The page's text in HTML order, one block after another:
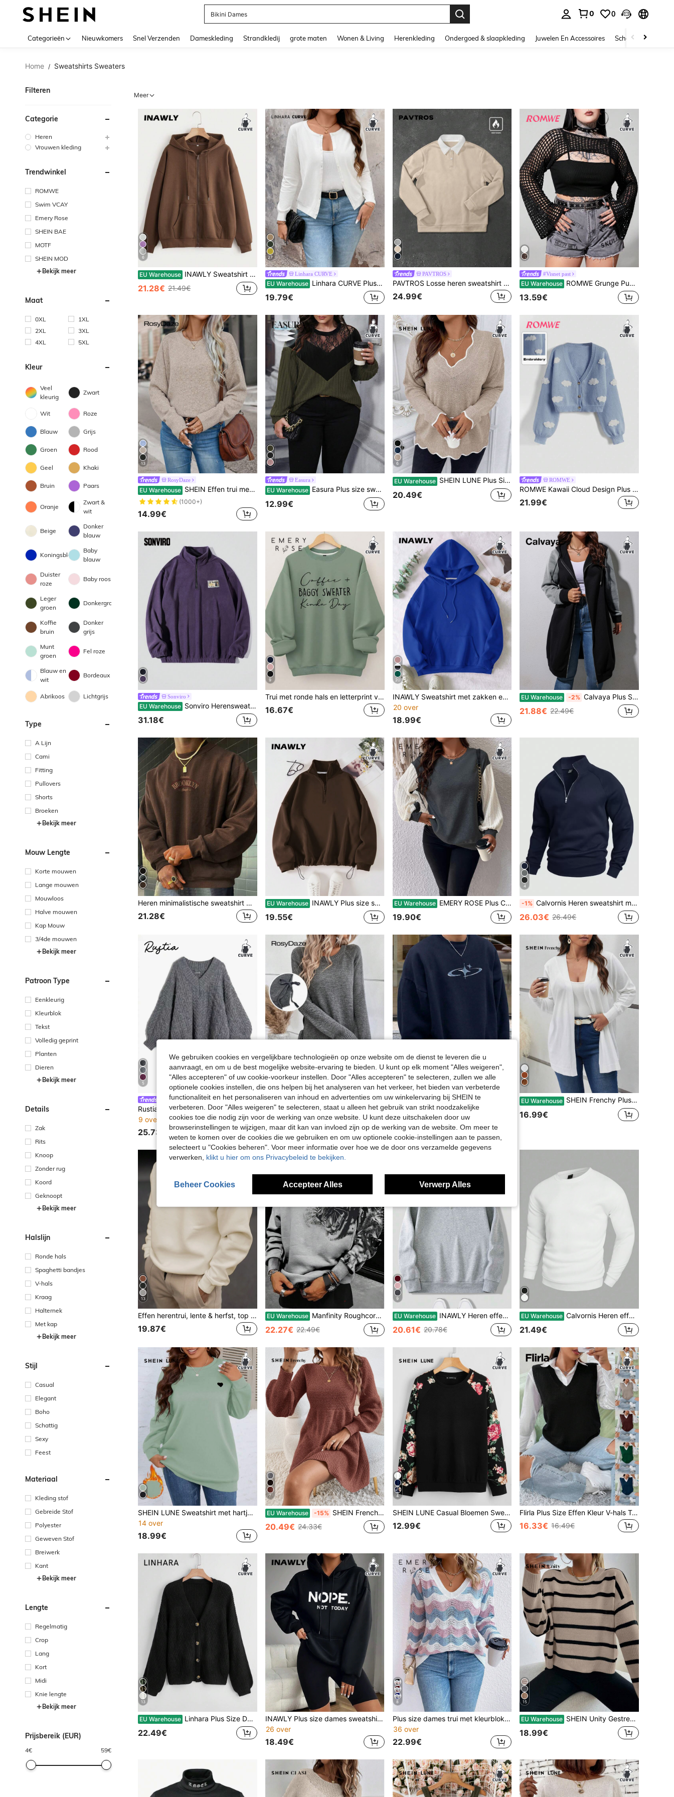
Bikini Dames
0 0
Categorieën Nieuwkomers Snel Verzenden Dameskleding Strandkledij grote maten Wonen & Living Herenkleding Ondergoed & slaapkleding Juwelen En Accessoires Schoonheid &
Home / Sweatshirts Sweaters
Filteren
Categorie
Heren
Vrouwen kleding
Trendwinkel
ROMWE
Swim VCAY
Emery Rose
SHEIN BAE
MOTF
SHEIN MOD
Bekijk meer
Maat
0XL
1XL
2XL
3XL
4XL
5XL
Kleur
Veel
kleurig
Zwart
Wit Roze
Blauw Grijs
Groen Rood
Geel Khaki
Bruin Paars
Oranje
Zwart &
wit
Beige
Donker
blauw
Koningsblauw
Baby
blauw
Duister
roze
Baby roos
Leger
groen
Donkergroen
Koffie
bruin
Donker
grijs
Munt
groen
Fel roze
Blauw en
wit
Bordeaux
Abrikoos Lichtgrijs
Type
A Lijn
Cami
Fitting
Pullovers
Shorts
Broeken
Bekijk meer
Mouw Lengte
Korte mouwen
Lange mouwen
Mouwloos
Halve mouwen
Kap Mouw
3/4de mouwen
Bekijk meer
Patroon Type
Eenkleurig
Kleurblok
Tekst
Volledig geprint
Planten
Dieren
Bekijk meer
Details
Zak
Rits
Knoop
Zonder rug
Koord
Geknoopt
Bekijk meer
Halslijn
Ronde hals
Spaghetti bandjes
V-hals
Kraag
Halternek
Met kap
Bekijk meer
Stijl
Casual
Elegant
Boho
Schattig
Sexy
Feest
Materiaal
Kleding stof
Gebreide Stof
Polyester
Geweven Stof
Breiwerk
Kant
Bekijk meer
Lengte
Regelmatig
Crop
Lang
Kort
Midi
Knie lengte
Bekijk meer
Prijsbereik (EUR)
4€ 59€
Meer
6
EU Warehouse INAWLY Sweatshirt met ritssluiting, verlaagde schouders en trekkoord, thermisch gevoerd, voor winterse diploma-uitreiking, terug naar school, afstuderen, lerares, voor vrouwen, terug naar school trui, herfst sweatshirt
21.28€ 21.49€
27
Linhara CURVE
EU Warehouse Linhara CURVE Plus Size Vrouwen Knoopsluiting Ronde Hals Cardigan, Voor De Winter
19.79€
PAVTROS
PAVTROS Losse heren sweatshirt met contrastkraag en polokraag, vakantie sweatshirt met lange mouwen, voor vrienden, echtgenoot, vriendje, cadeaus, voor de herfst/winter
24.99€
#Visnet past
EU Warehouse ROMWE Grunge Punk Plus Size Zomer Haakwerk Dames Ultra Cropped Visnet Brei Trui, School
13.59€
13
RosyDaze
EU Warehouse SHEIN Effen trui met verlaagde schouders, gebreide trui met lange mouwen voor de herfst en winter.
(1000+)
14.99€
Easura
EU Warehouse Easura Plus size sweatshirt met contrasterende kanten details en kleurblokken, met verlaagde schouders, perfect voor Thanksgiving, afstuderen, terug naar school, afstuderen, lerares, dames, terug naar school trui, herfst/winter sweatshirt.
12.99€
6
EU Warehouse SHEIN LUNE Plus Size Dames Casual V-hals Drop Shoulder Lange Mouw Trui, Herfst/Winter
20.49€
ROMWE
ROMWE Kawaii Cloud Design Plus Size V-hals Cardigan, School, Voor de Winter
21.99€
Sonviro
EU Warehouse Sonviro Herensweatshirt met kwartrits aan de voorkant, opgestikt door flanellen stof, losvallend model, voor de herfst en winter, met lange mouwen.
31.18€
9
Trui met ronde hals en letterprint voor dames in grote maten, ideaal voor winterse gelegenheden zoals afstuderen, de start van het schooljaar of als lerarenpullover voor de herfst.
16.67€
20
INAWLY Sweatshirt met zakken en trekkoord, thermisch gevoerd, plus size, voor de winter, herfst en najaar.
20 over
18.99€
EU Warehouse -2% Calvaya Plus Size Colorblock Sweatshirt met Raglanmouwen, Trekkoord en Ritssluiting, Geschikt voor Afstuderen, Leraren, Terug naar School, Herfst/Winter
21.88€ 22.49€
Heren minimalistische sweatshirt met letterprint, slim fit, ronde hals, high street vintage casual, dun met thermische voering
21.28€
EU Warehouse INAWLY Plus size sweatshirt met verlaagde schouders en ritssluiting, halfopen model, perfect voor winterse diploma-uitreiking, terug naar school, afstuderen, lerares, herfst/winter.
19.55€
EU Warehouse EMERY ROSE Plus Colorblock Sweatshirt met Bishopmouwen, geschikt voor afstuderen, terug naar school, afstuderen, lerares, dames, terug naar school trui, herfst/winter sweatshirt.
19.90€
4
-1% Calvornis Heren sweatshirt met halve rits, opstaande kraag, raglanmouwen, lange mouwen en kwartrits
26.03€ 26.49€
5
Rustia
Rustia Plus kabelgebreide trui met verlaagde schouders, gebreide winterpullover voor de herfst, casual stijl
9 over
25.73€
RosyDaze
EU Warehouse SHEIN Trui met raglanmouwen en knoop aan de zijkant, gebreide pullover voor de herfst en winter.
20.40€ 20.46€
21.39€
EU Warehouse SHEIN Frenchy Plus Size Solid Casual Design Cardigan, Voor de Winter
16.99€
13
Effen herentrui, lente & herfst, top met lange mouwen
19.87€
EU Warehouse Manfinity Roughcore Heren losse tijgerprint sweatshirt, lange mouwen, geschikt voor uitgaan, streetwear, grafisch sweatshirt, geschikt voor echtgenoot, voor de herfst
22.27€ 22.49€
9
EU Warehouse INAWLY Heren effen sweatshirt met halve rits en kwartrits, voor de herfst en winter
20.61€ 20.78€
EU Warehouse Calvornis Heren effen basic sweatshirt met ronde hals, wit, lange mouwen, gymsweatshirt, voor vrienden, echtgenoot, vriendje, cadeaus, voor de herfst
21.49€
SHEIN LUNE Sweatshirt met hartjesprint en verlaagde schouders, perfect voor winterse diploma-uitreikingen, de start van het schooljaar, afstuderen, of als trui voor leraressen.
14 over
18.99€
7
EU Warehouse -15% SHEIN Frenchy Truijurk met lantaarnmouwen in herfst/winter
20.49€ 24.33€
4
SHEIN LUNE Casual Bloemen Sweatshirt grote maat
12.99€
Flirla Plus Size Effen Kleur V-hals Trui Vest, Voor De Winter
16.33€ 16.49€
13
EU Warehouse Linhara Plus Size Dames Effen Kleur Gebreide V-hals Enkelrijs Lange Mouw Casual Forens Veelzijdige Cardigan Trui, Herfst/Winter
22.49€
INAWLY Plus size dames sweatshirt met letterprint en trekkoord, NOPE NOT TODAY, geschikt voor afstuderen, terug naar school, afstuderen, lerares voor vrouwen, terug naar school trui, herfst/winter sweatshirt.
26 over
18.49€
8
Plus size dames trui met kleurblokken, strepen, V-hals en lange mouwen, casual, veelzijdig voor buitenkleding in de herfst/winter. Gebreide trui voor de herfst.
36 over
22.99€
15
EU Warehouse SHEIN Unity Gestreepte trui met verlaagde schouders, gebreide top met lange mouwen voor de herfst en winter.
18.99€
We gebruiken cookies en vergelijkbare technologieën op onze website om de dienst te leveren die u
aanvraagt, en om u de best mogelijke website-ervaring te bieden. U kunt op elk moment "Alles weigeren",
"Alles accepteren" of uw cookie-voorkeur instellen. Door "Alles accepteren" te selecteren, zullen we alle
optionele cookies instellen, die ons helpen bij het analyseren van het verkeer, het bieden van verbeterde
functionaliteit en het personaliseren van inhoud en advertenties om uw winkelervaring bij SHEIN te
verbeteren. Door "Alles weigeren" te selecteren, staat u alleen het gebruik van strikt noodzakelijke
cookies toe die nodig zijn voor de werking van onze website. U kunt deze uitschakelen door uw
browserinstellingen te wijzigen, maar dit kan van invloed zijn op de werking van de website. Om meer te
weten te komen over de cookies die we gebruiken en om uw optionele cookie-instellingen aan te passen,
selecteert u "Cookies beheren". Voor meer informatie over hoe we de door ons verzamelde gegevens
verwerken, klikt u hier om ons Privacybeleid te bekijken.
Beheer Cookies Accepteer Alles Verwerp Alles